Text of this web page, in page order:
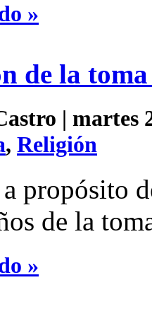
»
de la
| martes
, Religión
propósito
de la
»